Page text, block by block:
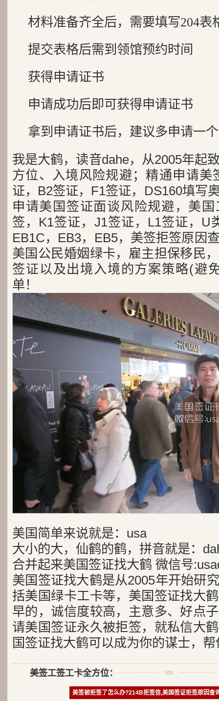
材料准备齐全后，需要填写204表
提交表格后需到领馆预约时间
获得申请证书
申请成功后即可获得申请证书
拿到申请证书后，建议多申请一
我是大鹤，读音dahe，从2005年起
方位、入境风险规避；精通申请美
证，B2签证，F1签证，DS160填写
申请美国签证面谈风险规避，美
签，K1签证，J1签证，L1签证，U
EB1C，EB3，EB5，美签拒签原因
美国公民婚姻绿卡，雇主担保移民
签证以及出境入境的方案策略(避
单！
美国简单来说就是：usa
大小的大，仙鹤的鹤，拼音就是：
合并起来美国签证找大鹤 微信号
美国签证找大鹤是从2005年开始研
括美国绿卡工卡等，美国签证找大
早的，诚信度较高，主意多、好点
请美国签证永久被拒签，就私信大
国签证找大鹤可以成为你的谋士，
美签工签工卡全方位：
美签被拒签了怎么办?214B拒签信,美国签证拒签原因查